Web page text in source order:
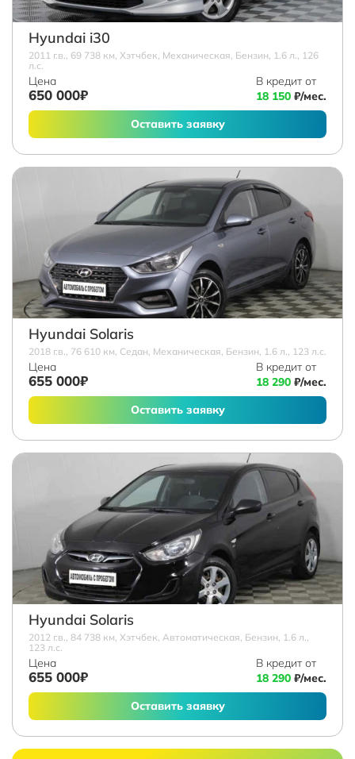
Hyundai i30
2011 г.в., 69 738 км, Хэтчбек, Механическая, Бензин, 1.6 л., 126
л.с.
Цена
650 000₽
В кредит от
18 150 ₽/мес.
Оставить заявку
Hyundai Solaris
2018 г.в., 76 610 км, Седан, Механическая, Бензин, 1.6 л., 123 л.с.
Цена
655 000₽
В кредит от
18 290 ₽/мес.
Оставить заявку
Hyundai Solaris
2012 г.в., 84 738 км, Хэтчбек, Автоматическая, Бензин, 1.6 л.,
123 л.с.
Цена
655 000₽
В кредит от
18 290 ₽/мес.
Оставить заявку